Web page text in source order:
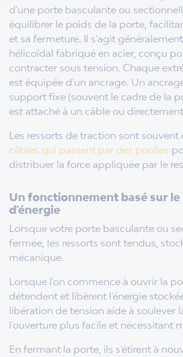
d'une porte basculante ou
équilibrer le poids de la porte,
et sa fermeture. Il s'agit
hélicoïdal fabriqué en acier, conçu
contracter sous tension. Chaque
est équipée d'un ancrage. Un
support fixe (souvent le cadre de la
est attaché à un câble ou
Les ressorts de traction sont souvent
câbles qui passent par des poulies
distribuer la force appliquée par le
Un fonctionnement basé sur
d'énergie
Lorsque votre porte basculante ou
fermée, les ressorts sont tendus,
mécanique.
Lorsque l'on commence à ouvrir la
détendent et libèrent l'énergie
libération de tension aide à soulever
l'ouverture plus facile et nécessitant
En fermant la porte, ils s'étirent à